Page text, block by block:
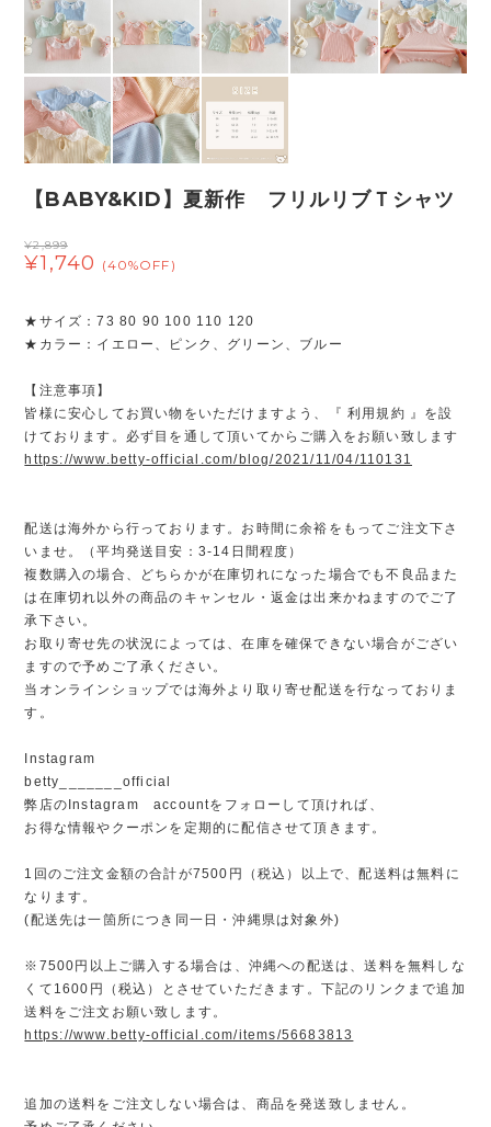
【BABY&KID】夏新作 フリルリブＴシャツ
¥2,899
¥1,740 (40%OFF)
★サイズ：73 80 90 100 110 120
★カラー：イエロー、ピンク、グリーン、ブルー
【注意事項】
皆様に安心してお買い物をいただけますよう、『 利用規約 』を設
けております。必ず目を通して頂いてからご購入をお願い致します
https://www.betty-official.com/blog/2021/11/04/110131
配送は海外から行っております。お時間に余裕をもってご注文下さ
いませ。（平均発送目安：3-14日間程度）
複数購入の場合、どちらかが在庫切れになった場合でも不良品また
は在庫切れ以外の商品のキャンセル・返金は出来かねますのでご了
承下さい。
お取り寄せ先の状況によっては、在庫を確保できない場合がござい
ますので予めご了承ください。
当オンラインショップでは海外より取り寄せ配送を行なっておりま
す。
Instagram
betty_______official
弊店のInstagram accountをフォローして頂ければ、
お得な情報やクーポンを定期的に配信させて頂きます。
1回のご注文金額の合計が7500円（税込）以上で、配送料は無料に
なります。
(配送先は一箇所につき同一日・沖縄県は対象外)
※7500円以上ご購入する場合は、沖縄への配送は、送料を無料しな
くて1600円（税込）とさせていただきます。下記のリンクまで追加
送料をご注文お願い致します。
https://www.betty-official.com/items/56683813
追加の送料をご注文しない場合は、商品を発送致しません。